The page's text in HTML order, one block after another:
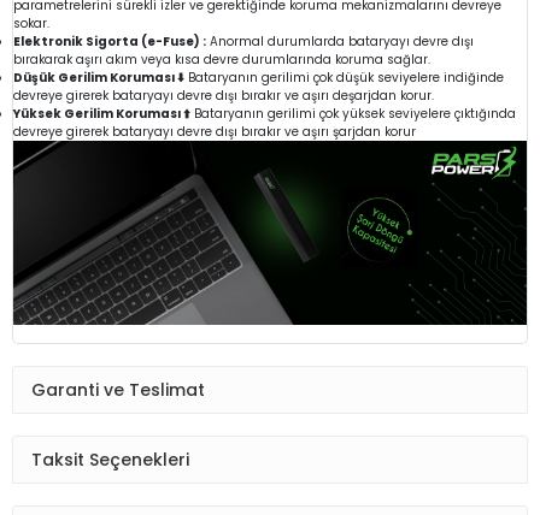
parametrelerini sürekli izler ve gerektiğinde koruma mekanizmalarını devreye
sokar.
Elektronik Sigorta (e-Fuse) : Anormal durumlarda bataryayı devre dışı
bırakarak aşırı akım veya kısa devre durumlarında koruma sağlar.
Düşük Gerilim Koruması ⬇️ Bataryanın gerilimi çok düşük seviyelere indiğinde
devreye girerek bataryayı devre dışı bırakır ve aşırı deşarjdan korur.
Yüksek Gerilim Koruması ⬆️ Bataryanın gerilimi çok yüksek seviyelere çıktığında
devreye girerek bataryayı devre dışı bırakır ve aşırı şarjdan korur
Garanti ve Teslimat
Taksit Seçenekleri